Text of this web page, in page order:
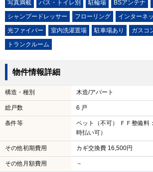
写真満載 バス・トイレ別 駐輪場 BSアンテナ
シャンプードレッサー
フローリング
インターネ
光ファイバー
室内洗濯置場 駐車場あり
ガスコ
トランクルーム
物件情報詳細
構造・種別 木造/アパート
総戸数 6 戸
条件等
ペット（不可） ＦＦ整備料
時払い可）
その他初期費用 カギ交換費 16,500円
その他月額費用 －